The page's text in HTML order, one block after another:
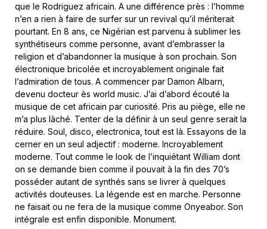
que le Rodriguez africain. A une différence près : l’homme
n’en a rien à faire de surfer sur un revival qu’il mériterait
pourtant. En 8 ans, ce Nigérian est parvenu à sublimer les
synthétiseurs comme personne, avant d’embrasser la
religion et d’abandonner la musique à son prochain. Son
électronique bricolée et incroyablement originale fait
l’admiration de tous. A commencer par Damon Albarn,
devenu docteur ès world music. J’ai d’abord écouté la
musique de cet africain par curiosité. Pris au piège, elle ne
m’a plus lâché. Tenter de la définir à un seul genre serait la
réduire. Soul, disco, electronica, tout est là. Essayons de la
cerner en un seul adjectif : moderne. Incroyablement
moderne. Tout comme le look de l’inquiétant William dont
on se demande bien comme il pouvait à la fin des 70’s
posséder autant de synthés sans se livrer à quelques
activités douteuses. La légende est en marche. Personne
ne faisait ou ne fera de la musique comme Onyeabor. Son
intégrale est enfin disponible. Monument.